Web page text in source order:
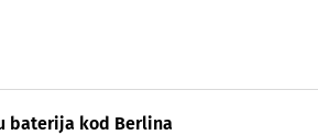
baterija kod Berlina